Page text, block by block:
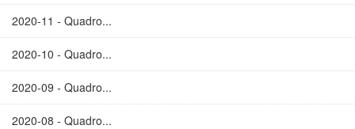
2020-11 - Quadro...
2020-10 - Quadro...
2020-09 - Quadro...
2020-08 - Quadro...